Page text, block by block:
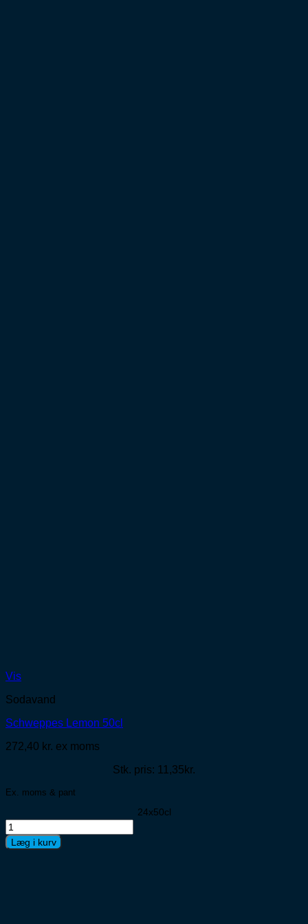
Vis
Sodavand
Schweppes Lemon 50cl
272,40 kr. ex moms
Stk. pris: 11,35kr.
Ex. moms & pant
24x50cl
Schweppes
Lemon
50cl
Læg i kurv